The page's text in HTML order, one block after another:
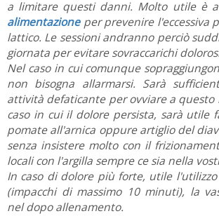
a limitare questi danni. Molto utile è
alimentazioneper prevenire l'eccessiva
lattico. Le sessioni andranno perciò
giornata per evitare sovraccarichi
Nel caso in cui comunque
non bisogna allarmarsi. Sarà
attività defaticante per ovviare a questo
caso in cui il dolore persista, sarà utile
pomate all'arnica oppure artiglio del
senza insistere molto con il
locali con l'argilla sempre ce sia nella
In caso di dolore più forte, utile l'utilizzo
(impacchi di massimo 10 minuti), la
nel dopo allenamento.